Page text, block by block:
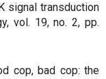
signal transduction
vol. 19, no. 2, pp.
cop, bad cop: the